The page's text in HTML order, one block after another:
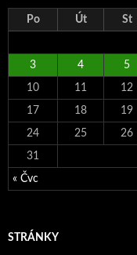
Po Út St
« Čvc
3 4 5
10 11 12
17 18 19
24 25 26
31
STRÁNKY